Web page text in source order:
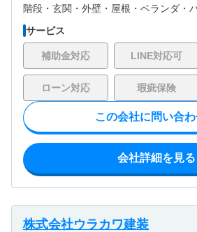
階段・ 玄関・ 外壁・ 屋根・ ベランダ・
サービス
補助金対応 LINE対応可
ローン対応 瑕疵保険
この会社に問い合
会社詳細を見る
株式会社ウラカワ建装